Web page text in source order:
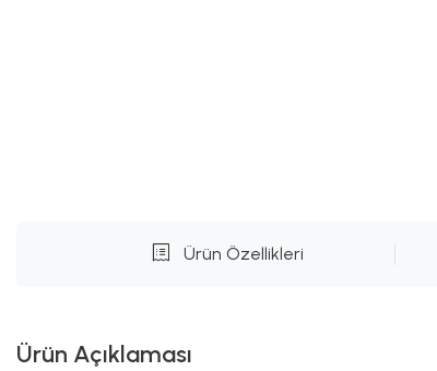
Ürün Özellikleri
Ürün Açıklaması